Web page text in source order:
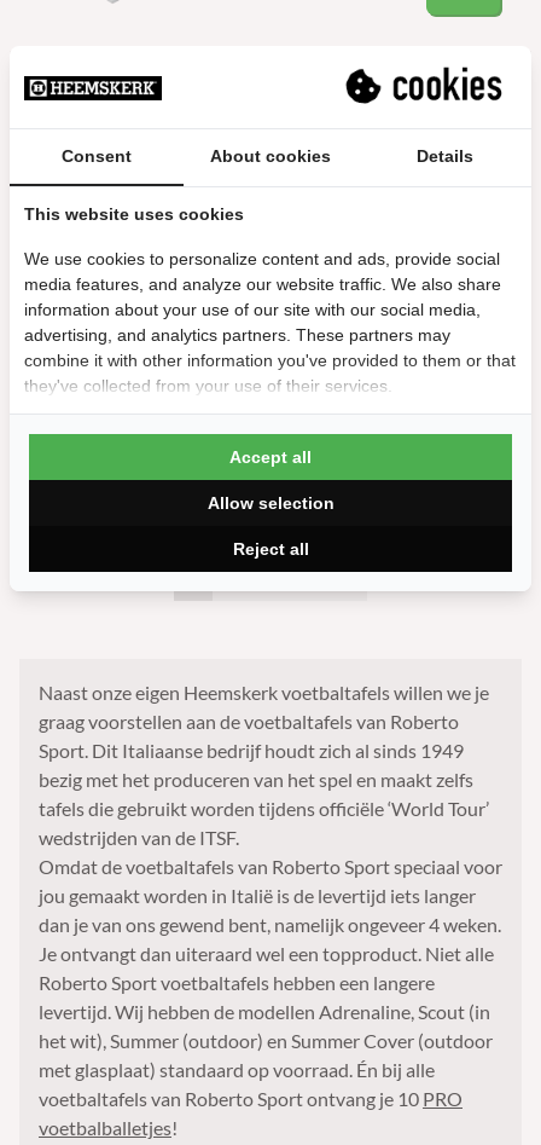
Voetbaltafel Roberto Sport
College Pro Cover Blauw
Bestellen
Voetbaltafel Roberto Sport
College Pro Grijs
Bestellen
869.99
Naast onze eigen Heemskerk voetbaltafels willen we je
graag voorstellen aan de voetbaltafels van Roberto
Sport. Dit Italiaanse bedrijf houdt zich al sinds 1949
bezig met het produceren van het spel en maakt zelfs
tafels die gebruikt worden tijdens officiële ‘World Tour’
wedstrijden van de ITSF.
Omdat de voetbaltafels van Roberto Sport speciaal voor
jou gemaakt worden in Italië is de levertijd iets langer
dan je van ons gewend bent, namelijk ongeveer 4 weken.
Je ontvangt dan uiteraard wel een topproduct. Niet alle
Roberto Sport voetbaltafels hebben een langere
levertijd. Wij hebben de modellen Adrenaline, Scout (in
het wit), Summer (outdoor) en Summer Cover (outdoor
met glasplaat) standaard op voorraad. Én bij alle
voetbaltafels van Roberto Sport ontvang je 10 PRO
voetbalballetjes!
Consent About cookies Details
This website uses cookies
We use cookies to personalize content and ads, provide social
media features, and analyze our website traffic. We also share
information about your use of our site with our social media,
advertising, and analytics partners. These partners may
combine it with other information you've provided to them or that
they've collected from your use of their services.
Reject all
Allow selection
Accept all